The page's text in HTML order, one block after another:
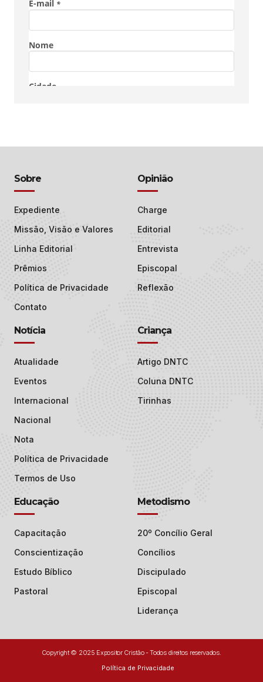
Sobre
Expediente
Missão, Visão e Valores
Linha Editorial
Prêmios
Política de Privacidade
Contato
Opinião
Charge
Editorial
Entrevista
Episcopal
Reflexão
Notícia
Atualidade
Eventos
Internacional
Nacional
Nota
Política de Privacidade
Termos de Uso
Criança
Artigo DNTC
Coluna DNTC
Tirinhas
Educação
Capacitação
Conscientização
Estudo Bíblico
Pastoral
Metodismo
20º Concílio Geral
Concílios
Discipulado
Episcopal
Liderança
Copyright © 2025 Expositor Cristão - Todos direitos reservados.
Política de Privacidade